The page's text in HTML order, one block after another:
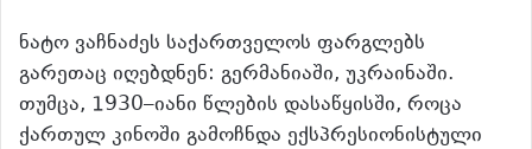
ნატო ვაჩნაძეს საქართველოს ფარგლებს
გარეთაც იღებდნენ: გერმანიაში, უკრაინაში.
თუმცა, 1930–იანი წლების დასაწყისში, როცა
ქართულ კინოში გამოჩნდა ექსპრესიონისტული